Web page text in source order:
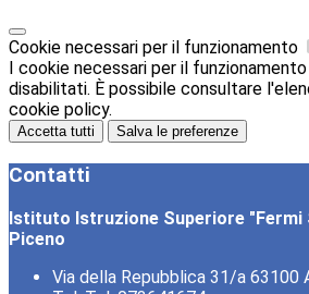
Cookie necessari per il funzionamento
I cookie necessari per il
disabilitati. È possibile consultare
cookie policy.
Accetta tutti Salva le preferenze
Contatti
Istituto Istruzione Superiore "Fermi
Piceno
Via della Repubblica 31/a 63100